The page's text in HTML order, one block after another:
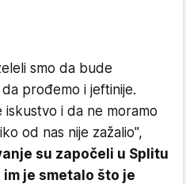
smo da bude
prođemo i jeftinije.
i da ne moramo
od nas nije zažalio",
su započeli u Splitu
je smetalo što je